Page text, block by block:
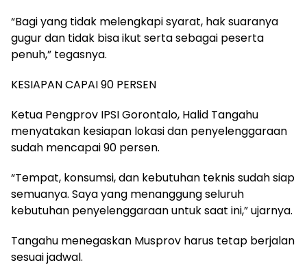
“Bagi yang tidak melengkapi syarat, hak suaranya
gugur dan tidak bisa ikut serta sebagai peserta
penuh,” tegasnya.
KESIAPAN CAPAI 90 PERSEN
Ketua Pengprov IPSI Gorontalo, Halid Tangahu
menyatakan kesiapan lokasi dan penyelenggaraan
sudah mencapai 90 persen.
“Tempat, konsumsi, dan kebutuhan teknis sudah siap
semuanya. Saya yang menanggung seluruh
kebutuhan penyelenggaraan untuk saat ini,” ujarnya.
Tangahu menegaskan Musprov harus tetap berjalan
sesuai jadwal.